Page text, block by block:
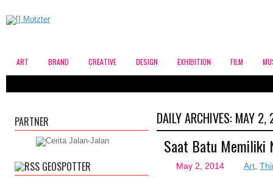
ART BRAND CREATIVE DESIGN EXHIBITION FILM
DAILY ARCHIVES: MAY 2,
Saat Batu Memiliki
May 2, 2014 Art,
PARTNER
GEOSPOTTER